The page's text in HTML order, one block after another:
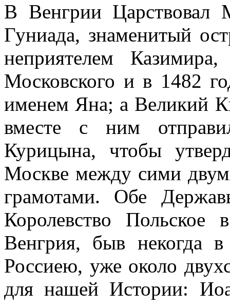
В Венгрии Царствовал
Гуниада, знаменитый
неприятелем
Московского и в 1482
именем Яна; а Великий
вместе с ним
Курицына, чтобы
Москве между сими
грамотами. Обе
Королевство
Венгрия, быв некогда
Россиею, уже около
для нашей Истории: